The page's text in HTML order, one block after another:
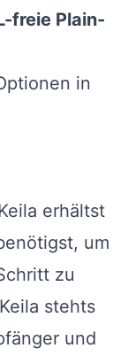
freie Plain-
in
erhältst
um
zu
stehts
und